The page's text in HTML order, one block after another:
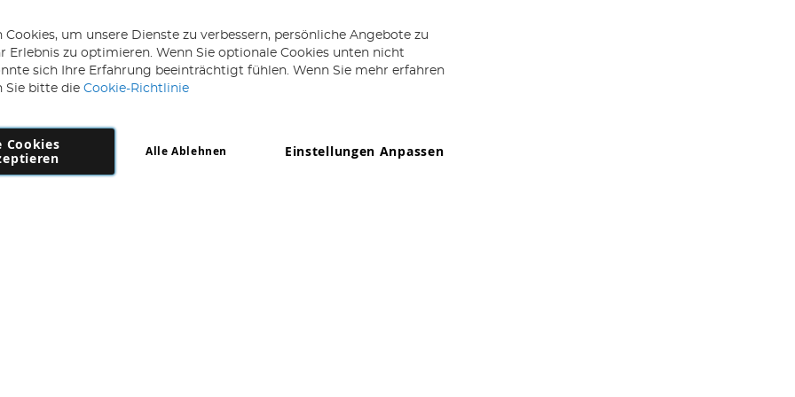
Copyright 1997 - 2026 AD NL B.V. Alle Rechte vorbehalten.
B.V Dirk Hartogweg 14 DC1 Unit 5 5928LV Venlo, Firmennummer: 863029607
Cookies, um unsere Dienste zu verbessern, persönliche Angebote zu
Erlebnis zu optimieren. Wenn Sie optionale Cookies unten nicht
sich Ihre Erfahrung beeinträchtigt fühlen. Wenn Sie mehr erfahren
Sie bitte die Cookie-Richtlinie
Cookies
Einstellungen Anpassen
Alle Ablehnen